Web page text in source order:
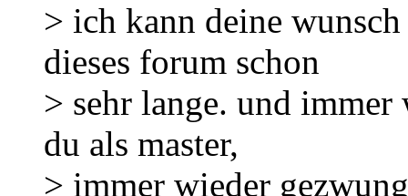
> ich kann deine
dieses forum schon
> sehr lange. und immer
du als master,
> immer wieder